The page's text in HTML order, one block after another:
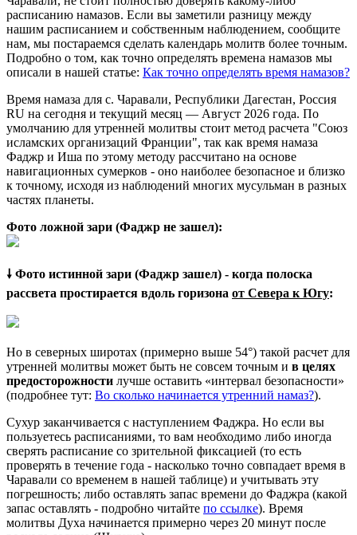
расписанию намазов. Если вы заметили разницу между
нашим расписанием и собственным наблюдением, сообщите
нам, мы постараемся сделать календарь молитв более точным.
Подробно о том, как точно определять времена намазов мы
описали в нашей статье: Как точно определять время намазов?
Время намаза для с. Чаравали, Республики Дагестан, Россия
RU на сегодня и текущий месяц — Август 2026 года. По
умолчанию для утренней молитвы стоит метод расчета "Союз
исламских организаций Франции", так как время намаза
Фаджр и Иша по этому методу рассчитано на основе
навигационных сумерков - оно наиболее безопасное и близко
к точному, исходя из наблюдений многих мусульман в разных
частях планеты.
Фото ложной зари (Фаджр не зашел):
🠗 Фото истинной зари (Фаджр зашел) - когда полоска
рассвета простирается вдоль горизона от Севера к Югу:
Но в северных широтах (примерно выше 54°) такой расчет для
утренней молитвы может быть не совсем точным и в целях
предосторожности лучше оставить «интервал безопасности»
(подробнее тут: Во сколько начинается утренний намаз?).
Сухур заканчивается с наступлением Фаджра. Но если вы
пользуетесь расписаниями, то вам необходимо либо иногда
сверять расписание со зрительной фиксацией (то есть
проверять в течение года - насколько точно совпадает время в
Чаравали со временем в нашей таблице) и учитывать эту
погрешность; либо оставлять запас времени до Фаджра (какой
запас оставлять - подробно читайте по ссылке). Время
молитвы Духа начинается примерно через 20 минут после